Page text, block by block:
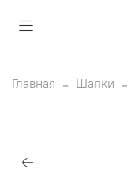
Главная Шапки